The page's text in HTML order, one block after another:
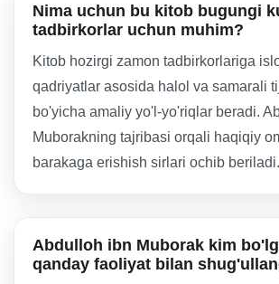
Nima uchun bu kitob bugungi
tadbirkorlar uchun muhim?
Kitob hozirgi zamon tadbirkorlariga
qadriyatlar asosida halol va samarali
bo'yicha amaliy yo'l-yo'riqlar beradi.
Muborakning tajribasi orqali haqiqiy
barakaga erishish sirlari ochib beriladi.
Abdulloh ibn Muborak kim
qanday faoliyat bilan